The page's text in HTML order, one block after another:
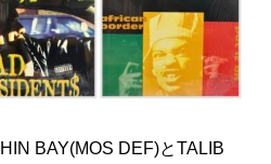
BAY(MOS DEF)とTALIB